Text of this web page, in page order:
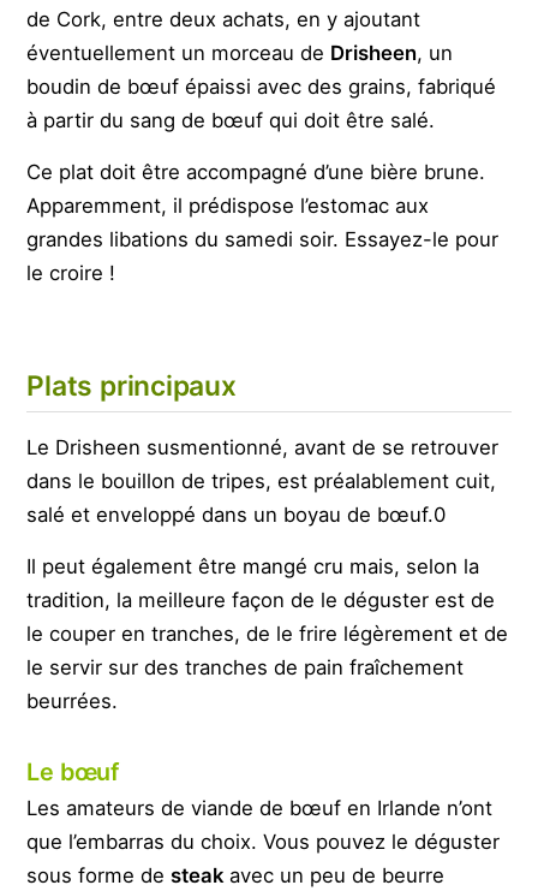
de Cork, entre deux achats, en y ajoutant
éventuellement un morceau de Drisheen, un
boudin de bœuf épaissi avec des grains, fabriqué
à partir du sang de bœuf qui doit être salé.
Ce plat doit être accompagné d’une bière brune.
Apparemment, il prédispose l’estomac aux
grandes libations du samedi soir. Essayez-le pour
le croire !
Plats principaux
Le Drisheen susmentionné, avant de se retrouver
dans le bouillon de tripes, est préalablement cuit,
salé et enveloppé dans un boyau de bœuf.0
Il peut également être mangé cru mais, selon la
tradition, la meilleure façon de le déguster est de
le couper en tranches, de le frire légèrement et de
le servir sur des tranches de pain fraîchement
beurrées.
Le bœuf
Les amateurs de viande de bœuf en Irlande n’ont
que l’embarras du choix. Vous pouvez le déguster
sous forme desteakavec un peu de beurre